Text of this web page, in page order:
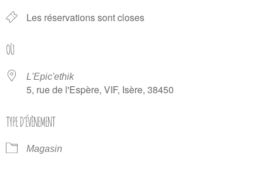
Les réservations sont closes
OÙ
L'Epic'ethik
5, rue de l'Espère, VIF, Isère, 38450
TYPE D’ÉVÈNEMENT
Magasin